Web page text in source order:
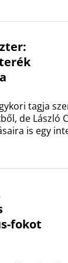
tagja
de László
is egy
fokot